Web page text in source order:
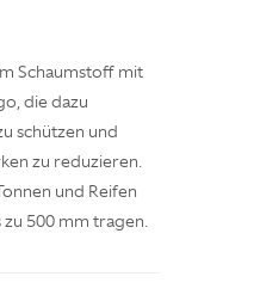
Schaumstoff mit
die dazu
schützen und
zu reduzieren.
und Reifen
500 mm tragen.